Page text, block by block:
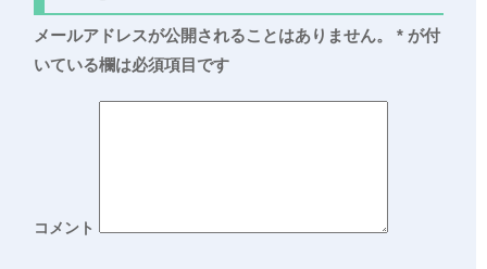
メールアドレスが公開されることはありません。 * が付
いている欄は必須項目です
コメント